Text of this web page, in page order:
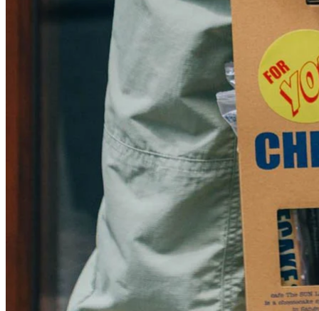
可以單條購買，也有套裝禮盒選擇，一盒8條，同朋友或者屋
企人分享就最開心啦！